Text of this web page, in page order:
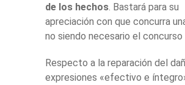
de los hechos . Bastará para su
apreciación con que concurra
no siendo necesario el concurso
Respecto a la reparación del
expresiones «efectivo e